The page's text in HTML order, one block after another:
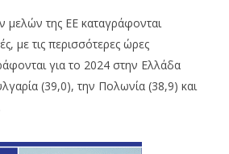
μελών της ΕΕ καταγράφονται
με τις περισσότερες ώρες
για το 2024 στην Ελλάδα
(39,0), την Πολωνία (38,9) και